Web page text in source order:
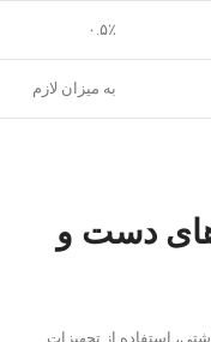
۰.۵٪
به میزان لازم
دست و
استفاده از تجهیزات